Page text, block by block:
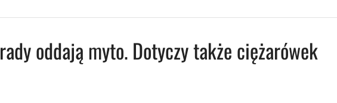
oddają myto. Dotyczy także ciężarówek